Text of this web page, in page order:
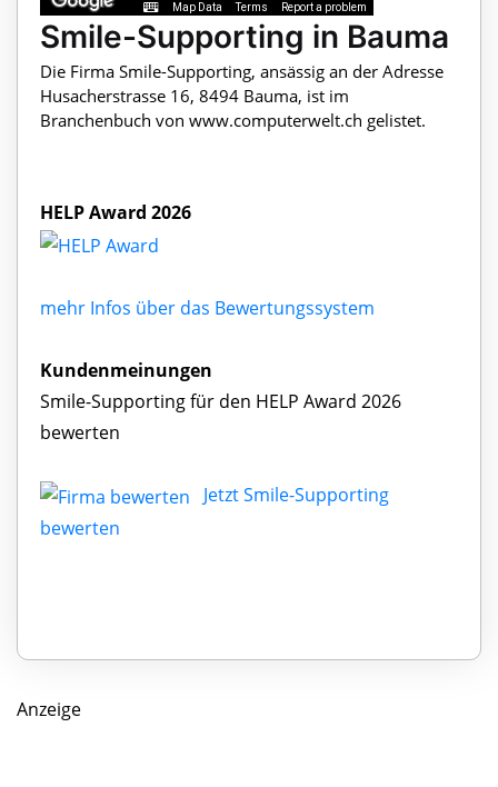
Map Data Terms Report a problem
Smile-Supporting in Bauma
Die Firma Smile-Supporting, ansässig an der Adresse
Husacherstrasse 16, 8494 Bauma, ist im
Branchenbuch von www.computerwelt.ch gelistet.
HELP Award 2026
mehr Infos über das Bewertungssystem
Kundenmeinungen
Smile-Supporting für den HELP Award 2026
bewerten
Jetzt Smile-Supporting
bewerten
Anzeige